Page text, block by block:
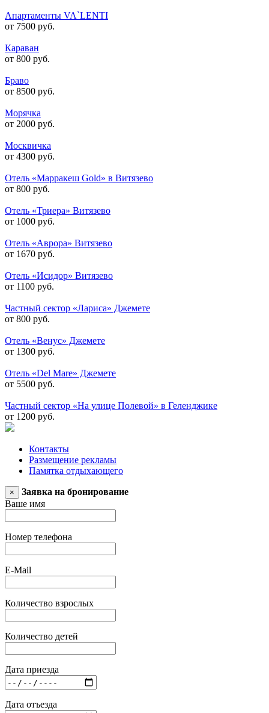
Апартаменты VA`LENTI
от 7500 руб.
Караван
от 800 руб.
Браво
от 8500 руб.
Морячка
от 2000 руб.
Москвичка
от 4300 руб.
Отель «Марракеш Gold» в Витязево
от 800 руб.
Отель «Триера» Витязево
от 1000 руб.
Отель «Аврора» Витязево
от 1670 руб.
Отель «Исидор» Витязево
от 1100 руб.
Частный сектор «Лариса» Джемете
от 800 руб.
Отель «Венус» Джемете
от 1300 руб.
Отель «Del Mare» Джемете
от 5500 руб.
Частный сектор «На улице Полевой» в Геленджике
от 1200 руб.
Контакты
Размещение рекламы
Памятка отдыхающего
×
Заявка на бронирование
Ваше имя
Номер телефона
E-Mail
Количество взрослых
Количество детей
Дата приезда
Дата отъезда